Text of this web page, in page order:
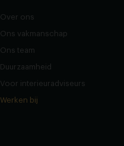
Over ons
Ons vakmanschap
Ons team
Duurzaamheid
Voor interieuradviseurs
Werken bij